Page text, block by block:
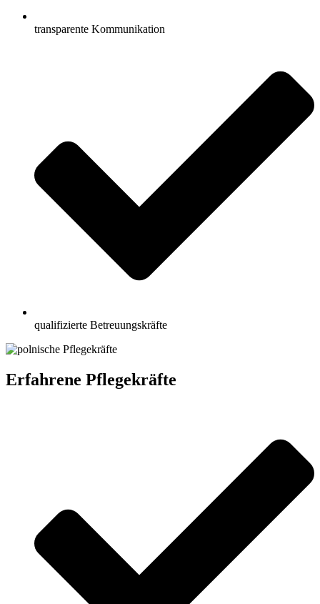
transparente Kommunikation
qualifizierte Betreuungskräfte
Erfahrene Pflegekräfte